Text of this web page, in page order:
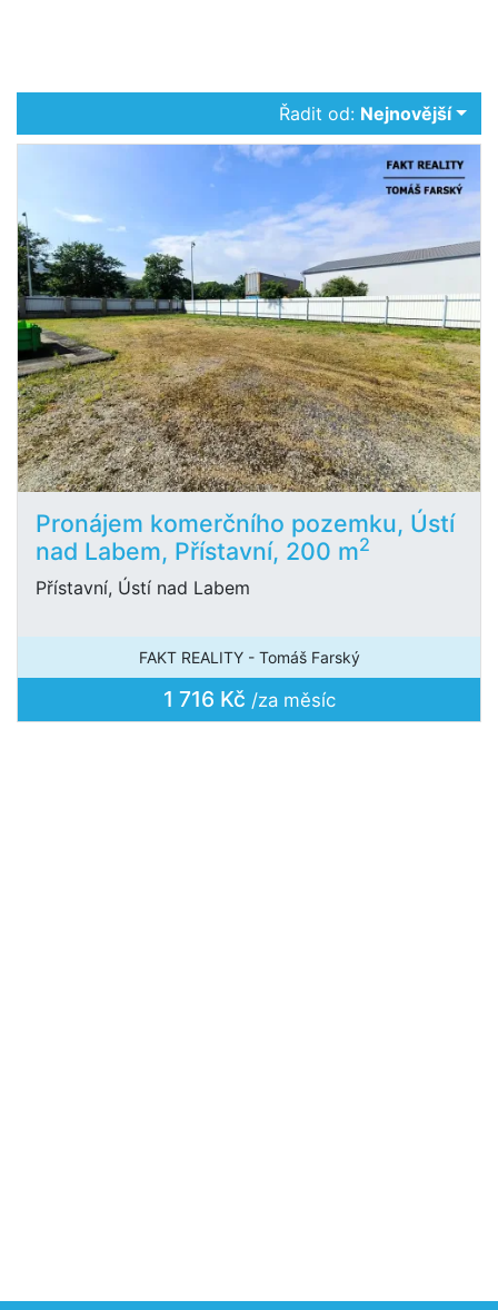
Řadit od: Nejnovější
Pronájem komerčního pozemku, Ústí
nad Labem, Přístavní, 200 m2
Přístavní, Ústí nad Labem
FAKT REALITY - Tomáš Farský
1 716 Kč /za měsíc